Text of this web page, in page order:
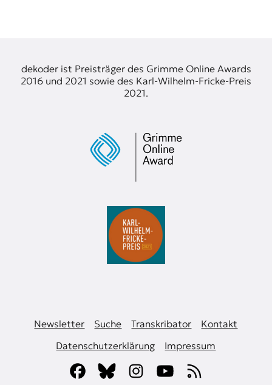
dekoder ist Preisträger des Grimme Online Awards
2016 und 2021 sowie des Karl-Wilhelm-Fricke-Preis
2021.
Newsletter Suche Transkribator
Kontakt
Datenschutzerklärung
Impressum